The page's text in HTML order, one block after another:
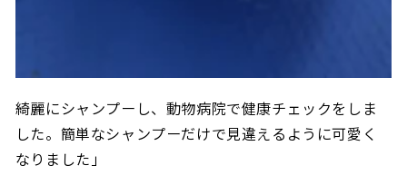
綺麗にシャンプーし、動物病院で健康チェックをしま
した。簡単なシャンプーだけで見違えるように可愛く
なりました」